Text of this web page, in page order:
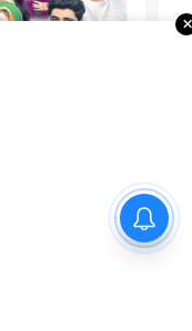
first global Telugu